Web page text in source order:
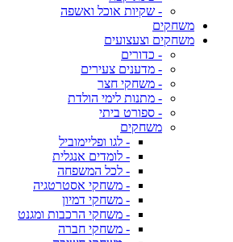
- שקיות אוכל ואשפה
משחקים
משחקים וצעצועים
- כדורים
- מדענים צעירים
- משחקי חצר
- מתנות לימי הולדת
- ספורט ביתי
משחקים
- לגו ופליימוביל
- לומדים אנגלית
- לכל המשפחה
- משחקי אסטרטגיה
- משחקי דמיון
- משחקי הרכבות ומגנט
- משחקי חברה